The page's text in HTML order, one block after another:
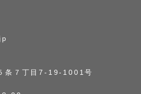
条７丁目7-19-1001号